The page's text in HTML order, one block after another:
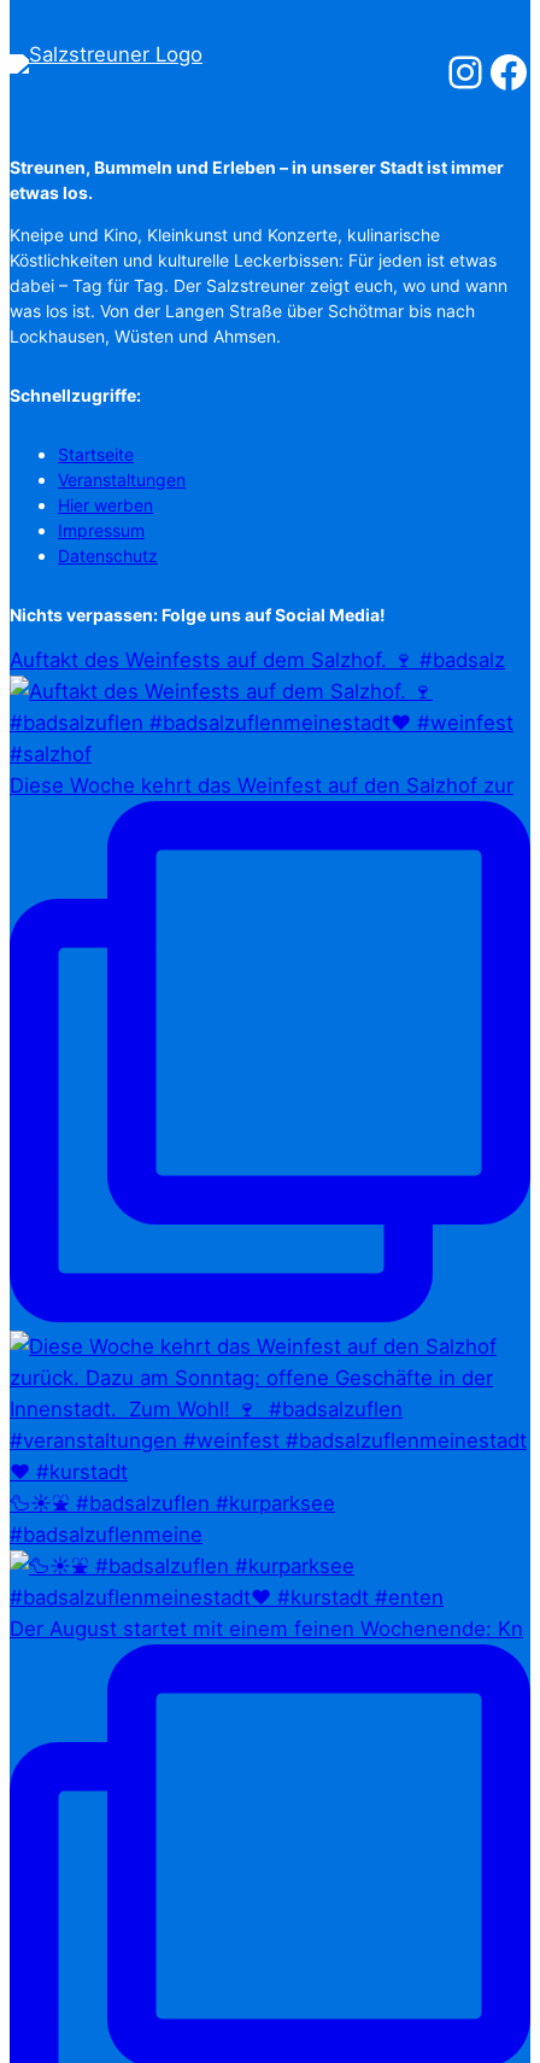
Streunen, Bummeln und Erleben – in unserer Stadt ist immer
etwas los.
Kneipe und Kino, Kleinkunst und Konzerte, kulinarische
Köstlichkeiten und kulturelle Leckerbissen: Für jeden ist etwas
dabei – Tag für Tag. Der Salzstreuner zeigt euch, wo und wann
was los ist. Von der Langen Straße über Schötmar bis nach
Lockhausen, Wüsten und Ahmsen.
Schnellzugriffe:
Startseite
Veranstaltungen
Hier werben
Impressum
Datenschutz
Nichts verpassen: Folge uns auf Social Media!
Auftakt des Weinfests auf dem Salzhof. 🍷 #badsalz
Diese Woche kehrt das Weinfest auf den Salzhof zur
🦆☀️⛲ #badsalzuflen #kurparksee
#badsalzuflenmeine
Der August startet mit einem feinen Wochenende: Kn